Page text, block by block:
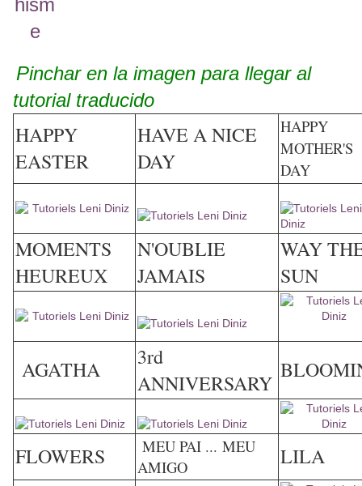
Pinchar en la imagen para llegar al
tutorial traducido
HAPPY
EASTER
HAVE A NICE
DAY
HAPPY
MOTHER'S
DAY
MOMENTS
HEUREUX
N'OUBLIE
JAMAIS
WAY
SUN
AGATHA
3rd
ANNIVERSARY
FLOWERS
MEU PAI ... MEU
AMIGO
LILA